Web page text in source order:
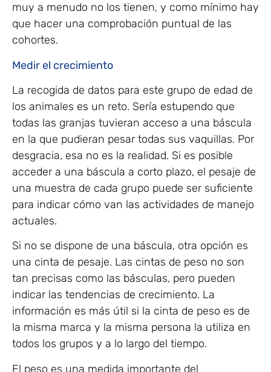
muy a menudo no los tienen, y como mínimo hay
que hacer una comprobación puntual de las
cohortes.
Medir el crecimiento
La recogida de datos para este grupo de edad de
los animales es un reto. Sería estupendo que
todas las granjas tuvieran acceso a una báscula
en la que pudieran pesar todas sus vaquillas. Por
desgracia, esa no es la realidad. Si es posible
acceder a una báscula a corto plazo, el pesaje de
una muestra de cada grupo puede ser suficiente
para indicar cómo van las actividades de manejo
actuales.
Si no se dispone de una báscula, otra opción es
una cinta de pesaje. Las cintas de peso no son
tan precisas como las básculas, pero pueden
indicar las tendencias de crecimiento. La
información es más útil si la cinta de peso es de
la misma marca y la misma persona la utiliza en
todos los grupos y a lo largo del tiempo.
El peso es una medida importante del